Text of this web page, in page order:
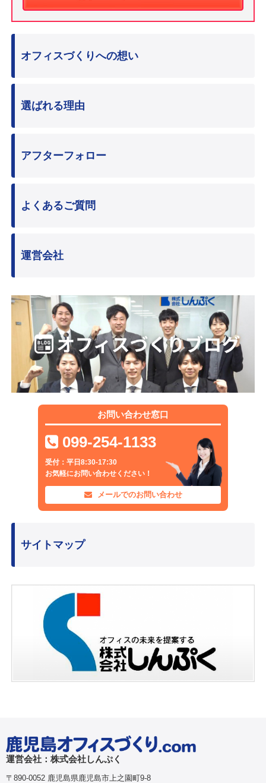
オフィスづくりへの想い
選ばれる理由
アフターフォロー
よくあるご質問
運営会社
お問い合わせ窓口
099-254-1133
受付：平日8:30-17:30
お気軽にお問い合わせください！
メールでのお問い合わせ
サイトマップ
運営会社：株式会社しんぷく
〒890-0052 鹿児島県鹿児島市上之園町9-8